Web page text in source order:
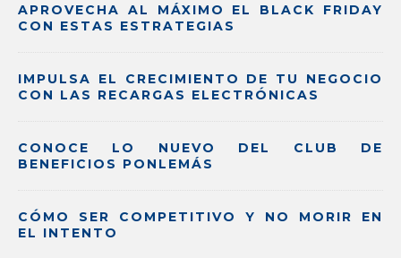
APROVECHA AL MÁXIMO EL BLACK FRIDAY
CON ESTAS ESTRATEGIAS
IMPULSA EL CRECIMIENTO DE TU NEGOCIO
CON LAS RECARGAS ELECTRÓNICAS
CONOCE LO NUEVO DEL CLUB DE
BENEFICIOS PONLEMÁS
CÓMO SER COMPETITIVO Y NO MORIR EN
EL INTENTO